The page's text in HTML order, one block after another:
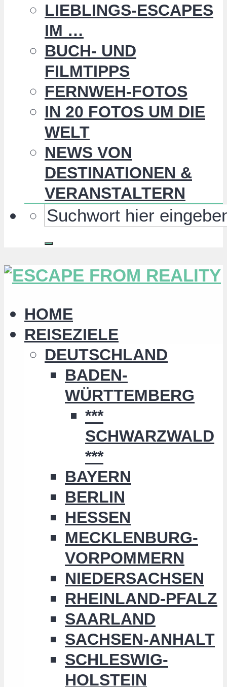
LIEBLINGS-ESCAPES
IM …
BUCH- UND
FILMTIPPS
FERNWEH-FOTOS
IN 20 FOTOS UM DIE
WELT
NEWS VON
DESTINATIONEN &
VERANSTALTERN
HOME
REISEZIELE
DEUTSCHLAND
BADEN-
WÜRTTEMBERG
***
SCHWARZWALD
***
BAYERN
BERLIN
HESSEN
MECKLENBURG-
VORPOMMERN
NIEDERSACHSEN
RHEINLAND-PFALZ
SAARLAND
SACHSEN-ANHALT
SCHLESWIG-
HOLSTEIN